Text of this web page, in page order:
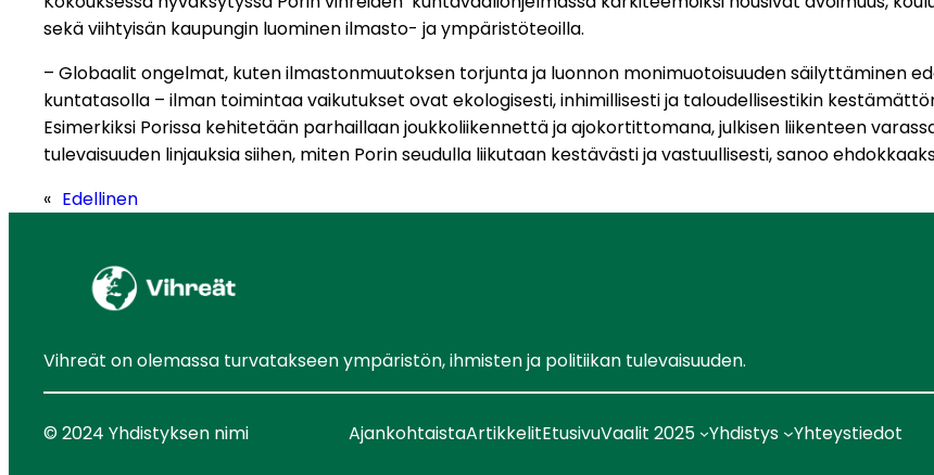
sekä viihtyisän kaupungin luominen ilmasto- ja ympäristöteoilla.
– Globaalit ongelmat, kuten ilmastonmuutoksen torjunta ja luonnon monimuotoisuuden säilyttäminen
kuntatasolla – ilman toimintaa vaikutukset ovat ekologisesti, inhimillisesti ja taloudellisestikin
Esimerkiksi Porissa kehitetään parhaillaan joukkoliikennettä ja ajokortittomana, julkisen liikenteen
tulevaisuuden linjauksia siihen, miten Porin seudulla liikutaan kestävästi ja vastuullisesti, sanoo
« Edellinen
Vihreät on olemassa turvatakseen ympäristön, ihmisten ja politiikan tulevaisuuden.
© 2024 Yhdistyksen nimi AjankohtaistaArtikkelitEtusivuVaalit 2025 Yhdistys Yhteystiedot